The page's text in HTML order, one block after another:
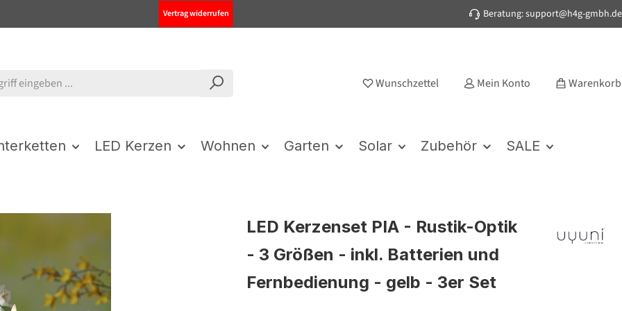
Vertrag widerrufen Beratung: support@h4g-gmbh.de
Wunschzettel Mein Konto Warenkorb
LED Kerzen Wohnen Garten Solar Zubehör SALE
LED Kerzenset PIA - Rustik-Optik
- 3 Größen - inkl. Batterien und
Fernbedienung - gelb - 3er Set